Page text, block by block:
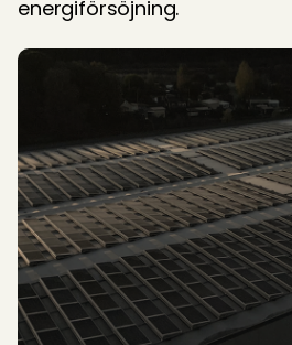
energiförsöjning.